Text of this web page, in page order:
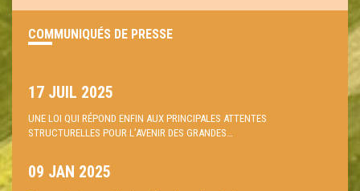
COMMUNIQUÉS DE PRESSE
17 JUIL 2025
UNE LOI QUI RÉPOND ENFIN AUX PRINCIPALES ATTENTES
STRUCTURELLES POUR L’AVENIR DES GRANDES…
09 JAN 2025